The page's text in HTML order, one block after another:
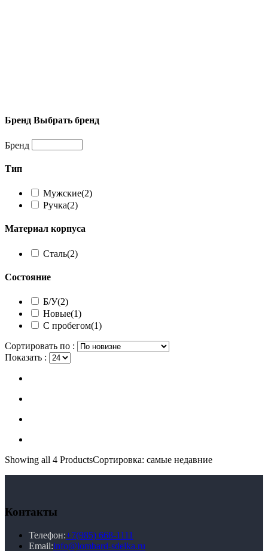
Бренд Выбрать бренд
Бренд
Тип
Мужские(2)
Ручка(2)
Материал корпуса
Сталь(2)
Состояние
Б/У(2)
Новые(1)
С пробегом(1)
Сортировать по :
Показать :
Showing all 4 ProductsСортировка: самые недавние
Контакты
Телефон:+7(985) 668-1111
Email:info@lombard-sdelka.ru